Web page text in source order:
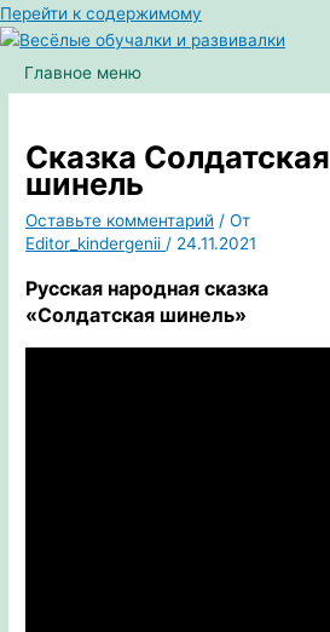
Перейти к содержимому
Главное меню
Сказка Солдатская
шинель
Оставьте комментарий / От
Editor_kindergenii / 24.11.2021
Русская народная сказка
«Солдатская шинель»